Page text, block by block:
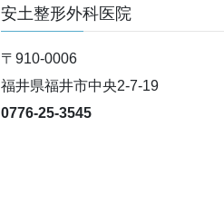
安土整形外科医院
〒910-0006
福井県福井市中央2-7-19
0776-25-3545